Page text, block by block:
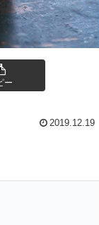
ー
2019.12.19